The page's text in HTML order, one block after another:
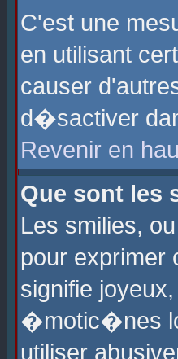
C'est une
en utilisant
causer
d�sactiver
Revenir en
Que sont les
Les smilies,
pour exprimer
signifie
�motic�nes
utiliser